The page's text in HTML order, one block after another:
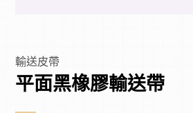
輸送皮帶
平面黑橡膠輸送帶